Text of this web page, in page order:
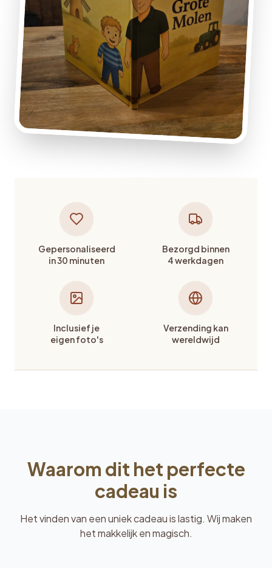
Gepersonaliseerd
in 30 minuten
Bezorgd binnen
4 werkdagen
Inclusief je
eigen foto's
Verzending kan
wereldwijd
Waarom dit het perfecte
cadeau is
Het vinden van een uniek cadeau is lastig. Wij maken
het makkelijk en magisch.